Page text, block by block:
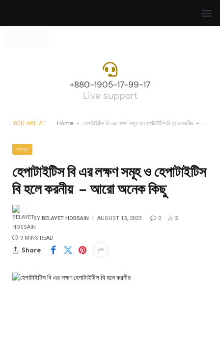
+880-1905-17-99-17
Live support
YOU ARE AT: Home - হেপাটাইটিস বি এর লক্ষণ সমূহ ও হেপাটাইটিস বি হলে করনীয় – আরো অনেক কিছু
স্বাস্থ্য
হেপাটাইটিস বি এর লক্ষণ সমূহ ও হেপাটাইটিস
বি হলে করনীয় – আরো অনেক কিছু
BY BELAYET HOSSAIN AUGUST 13, 2023 0 2
9 MINS READ
Share